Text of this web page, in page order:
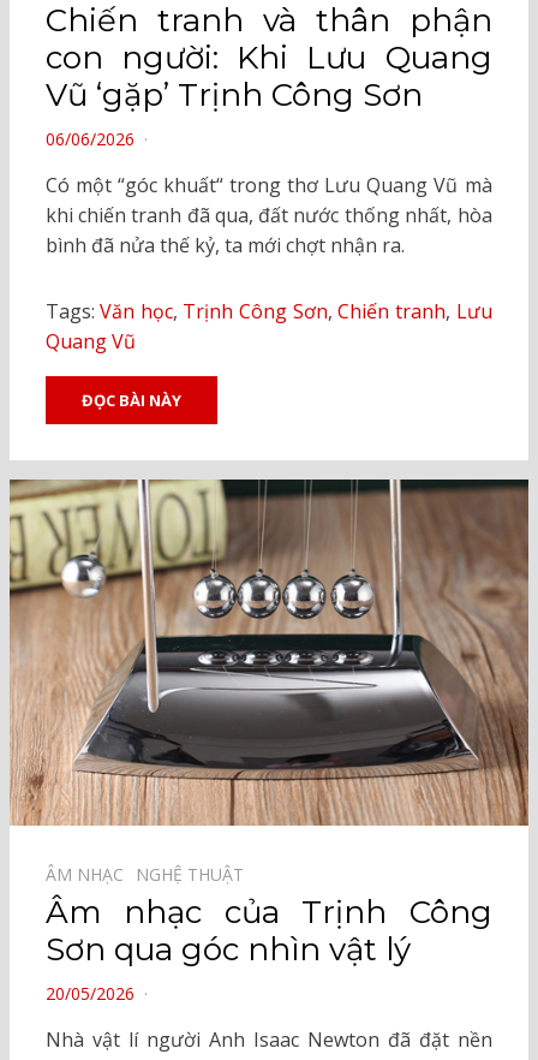
Chiến tranh và thân phận
con người: Khi Lưu Quang
Vũ ‘gặp’ Trịnh Công Sơn
POSTED
06/06/2026
Có một “góc khuất“ trong thơ Lưu Quang Vũ mà
khi chiến tranh đã qua, đất nước thống nhất, hòa
bình đã nửa thế kỷ, ta mới chợt nhận ra.
Tags:Văn học, Trịnh Công Sơn,Chiến tranh, Lưu
Quang Vũ
ĐỌC BÀI NÀY
ÂM NHẠC⠀ NGHỆ THUẬT⠀
Âm nhạc của Trịnh Công
Sơn qua góc nhìn vật lý
POSTED
20/05/2026
Nhà vật lí người Anh Isaac Newton đã đặt nền